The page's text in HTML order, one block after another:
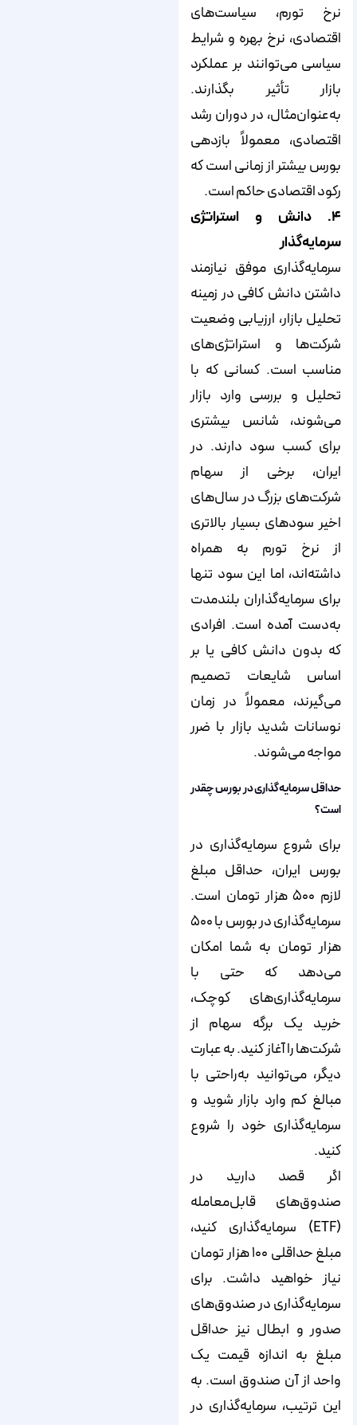
نرخ تورم، سیاست‌های
اقتصادی، نرخ بهره و شرایط
سیاسی می‌توانند بر عملکرد
بازار تأثیر بگذارند.
به‌عنوان‌مثال، در دوران رشد
اقتصادی، معمولاً بازدهی
بورس بیشتر از زمانی است که
رکود اقتصادی حاکم است.
۴. دانش و استراتژی
سرمایه‌گذار
سرمایه‌گذاری موفق نیازمند
داشتن دانش کافی در زمینه
تحلیل بازار، ارزیابی وضعیت
شرکت‌ها و استراتژی‌های
مناسب است. کسانی که با
تحلیل و بررسی وارد بازار
می‌شوند، شانس بیشتری
برای کسب سود دارند. در
ایران، برخی از سهام
شرکت‌های بزرگ در سال‌های
اخیر سودهای بسیار بالاتری
از نرخ تورم به همراه
داشته‌اند، اما این سود تنها
برای سرمایه‌گذاران بلندمدت
به‌دست آمده است. افرادی
که بدون دانش کافی یا بر
اساس شایعات تصمیم
می‌گیرند، معمولاً در زمان
نوسانات شدید بازار با ضرر
مواجه می‌شوند.
حداقل سرمایه‌گذاری در بورس چقدر
است؟
برای شروع سرمایه‌گذاری در
بورس ایران، حداقل مبلغ
لازم ۵۰۰ هزار تومان است.
سرمایه‌گذاری در بورس با ۵۰۰
هزار تومان به شما امکان
می‌دهد که حتی با
سرمایه‌گذاری‌های کوچک،
خرید یک برگه سهام از
شرکت‌ها را آغاز کنید. به عبارت
دیگر، می‌توانید به‌راحتی با
مبالغ کم وارد بازار شوید و
سرمایه‌گذاری خود را شروع
کنید.
اگر قصد دارید در
صندوق‌های قابل‌معامله
(ETF) سرمایه‌گذاری کنید،
مبلغ حداقلی ۱۰۰ هزار تومان
نیاز خواهید داشت. برای
سرمایه‌گذاری در صندوق‌های
صدور و ابطال نیز حداقل
مبلغ به اندازه قیمت یک
واحد از آن صندوق است. به
این ترتیب، سرمایه‌گذاری در